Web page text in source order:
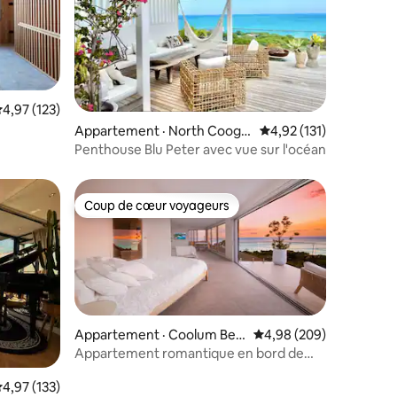
moyenne de 4,97 sur 5, 123 commentaires
4,97 (123)
Appartement · North Cooge
e
Note moyenne de
4,92 (131)
Penthouse Blu Peter avec vue sur l'océan
plus aimés
moyenne de 4,97 sur 5, 133 commentaires
4,97 (133)
Coup de cœur voyageurs
Coup de cœur voyageurs
Appartement · Coolum Bea
ch
Note moyenne de
4,98 (209)
Appartement romantique en bord de